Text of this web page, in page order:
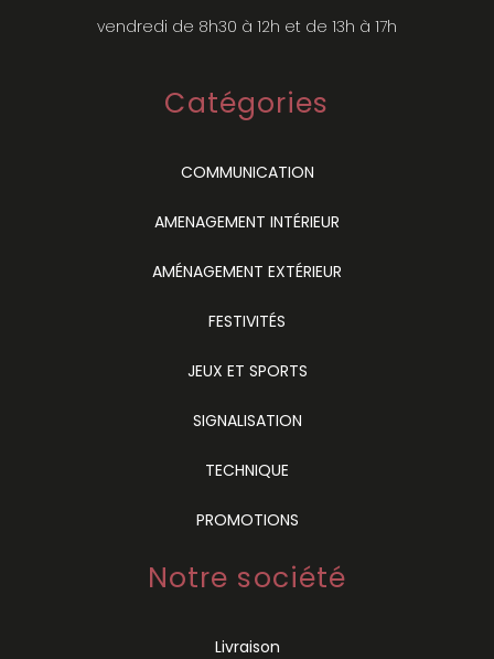
vendredi de 8h30 à 12h et de 13h à 17h
Catégories
COMMUNICATION
AMENAGEMENT INTÉRIEUR
AMÉNAGEMENT EXTÉRIEUR
FESTIVITÉS
JEUX ET SPORTS
SIGNALISATION
TECHNIQUE
PROMOTIONS
Notre société
Livraison